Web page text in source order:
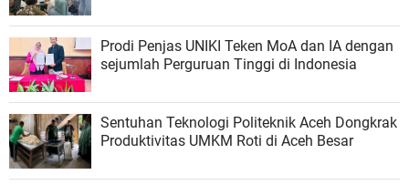
Prodi Penjas UNIKI Teken MoA dan IA dengan
sejumlah Perguruan Tinggi di Indonesia
Sentuhan Teknologi Politeknik Aceh Dongkrak
Produktivitas UMKM Roti di Aceh Besar